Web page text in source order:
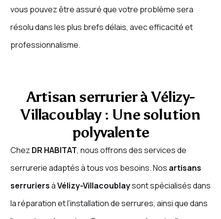
vous pouvez être assuré que votre problème sera
résolu dans les plus brefs délais, avec efficacité et
professionnalisme.
Artisan serrurier à Vélizy-
Villacoublay : Une solution
polyvalente
Chez DR HABITAT, nous offrons des services de
serrurerie adaptés à tous vos besoins. Nos artisans
serruriersàVélizy-Villacoublaysont spécialisés dans
la réparation et l’installation de serrures, ainsi que dans